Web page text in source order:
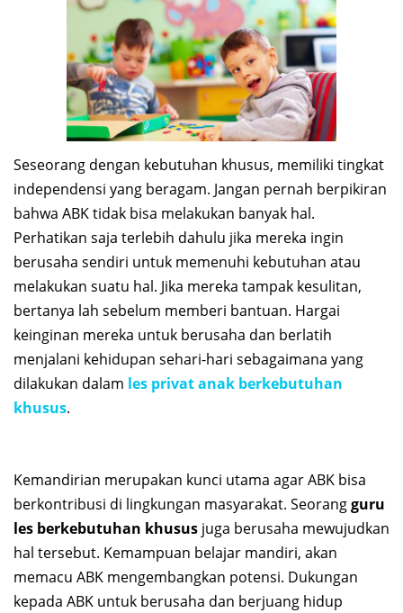
Seseorang dengan kebutuhan khusus, memiliki tingkat
independensi yang beragam. Jangan pernah berpikiran
bahwa ABK tidak bisa melakukan banyak hal.
Perhatikan saja terlebih dahulu jika mereka ingin
berusaha sendiri untuk memenuhi kebutuhan atau
melakukan suatu hal. Jika mereka tampak kesulitan,
bertanya lah sebelum memberi bantuan. Hargai
keinginan mereka untuk berusaha dan berlatih
menjalani kehidupan sehari-hari sebagaimana yang
dilakukan dalam les privat anak berkebutuhan
khusus.
Kemandirian merupakan kunci utama agar ABK bisa
berkontribusi di lingkungan masyarakat. Seorangguru
les berkebutuhan khusus juga berusaha mewujudkan
hal tersebut. Kemampuan belajar mandiri, akan
memacu ABK mengembangkan potensi. Dukungan
kepada ABK untuk berusaha dan berjuang hidup